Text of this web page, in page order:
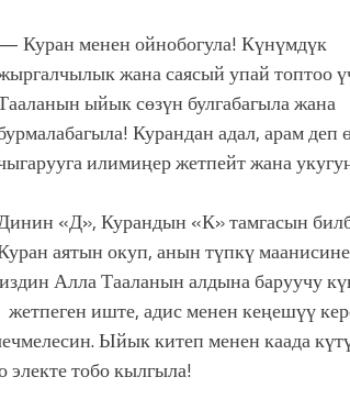
Куран менен ойнобогула! Күнүмдүк
жана саясый упай топтоо
ыйык сөзүн булгабагыла жана
Курандан адал, арам деп
илимиңер жетпейт жана
«Д», Курандын «К» тамгасын
аятын окуп, анын түпкү
Алла Тааланын алдына баруучу
иште, адис менен кеңешүү
Ыйык китеп менен каада
тобо кылгыла!